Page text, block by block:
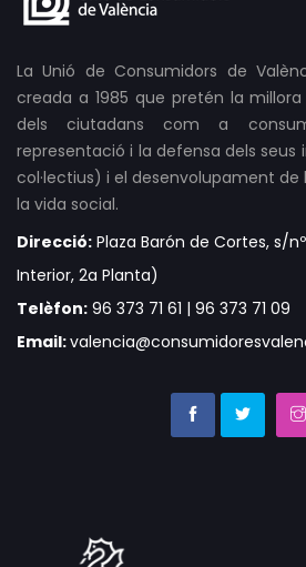
La Unió de Consumidors de
creada a 1985 que pretén la
dels ciutadans com a
representació i la defensa dels seus
col·lectius) i el desenvolupament
la vida social.
Direcció: Plaza Barón de Cortes, s/
Interior, 2a Planta)
Telèfon: 96 373 71 61 | 96 373 71 09
Email: